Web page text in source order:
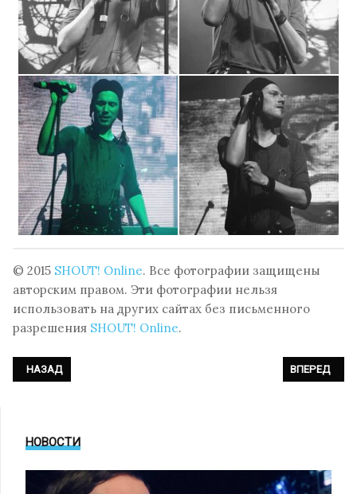
© 2015 SHOUT! Online. Все фотографии защищены
авторским правом. Эти фотографии нельзя
использовать на других сайтах без письменного
разрешения SHOUT! Online.
ПРЕДЫДУЩИЙ: ФОТОРЕПОРТАЖ: ПОСЕТИТЕЛИ НА XII AMPHI
НАЗАД СЛЕДУЮЩИЙ:
ВПЕРЕД
НОВОСТИ